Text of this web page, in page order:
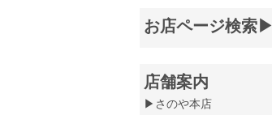
お店ページ検索▶
店舗案内
▶さのや本店